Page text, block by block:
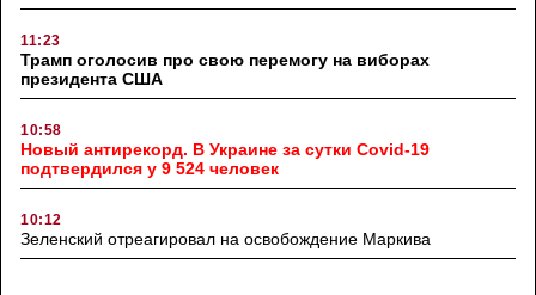
11:23
Трамп оголосив про свою перемогу на виборах
президента США
10:58
Новый антирекорд. В Украине за сутки Covid-19
подтвердился у 9 524 человек
10:12
Зеленский отреагировал на освобождение Маркива